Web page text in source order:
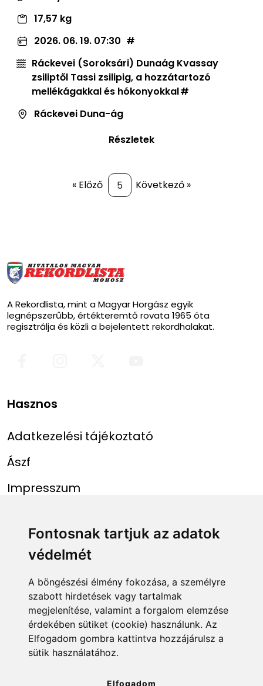
Fontosnak tartjuk az adatok
védelmét
A böngészési élmény fokozása, a személyre
szabott hirdetések vagy tartalmak
megjelenítése, valamint a forgalom elemzése
érdekében sütiket (cookie) használunk. Az
Elfogadom gombra kattintva hozzájárulsz a
sütik használatához.
Elfogadom
17,57 kg
2026. 06. 19. 07:30
Ráckevei (Soroksári) Dunaág Kvassay
zsiliptől Tassi zsilipig, a hozzátartozó
mellékágakkal és hókonyokkal
Ráckevei Duna-ág
Részletek
« Előző Következő »
A Rekordlista, mint a Magyar Horgász egyik
legnépszerűbb, értékteremtő rovata 1965 óta
regisztrálja és közli a bejelentett rekordhalakat.
Hasznos
Adatkezelési tájékoztató
Ászf
Impresszum
Menü
Főoldal
Rekordlista
Abszolút rekordlista
Rekord bejelentése
Linkek
mohosz.hu
horgaszjegy.hu